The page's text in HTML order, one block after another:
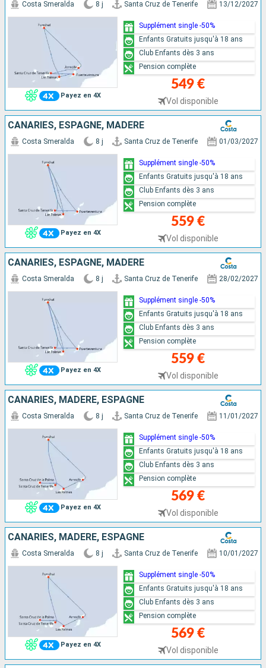
Payez en 4X
Costa Smeralda 8 j Santa Cruz de Tenerife 13/12/2027
549 €
Vol disponible
Supplément single -50%
Enfants Gratuits jusqu'à 18 ans
Club Enfants dès 3 ans
Pension complète
CANARIES, ESPAGNE, MADÈRE
Payez en 4X
Costa Smeralda 8 j Santa Cruz de Tenerife 01/03/2027
559 €
Vol disponible
Supplément single -50%
Enfants Gratuits jusqu'à 18 ans
Club Enfants dès 3 ans
Pension complète
CANARIES, ESPAGNE, MADÈRE
Payez en 4X
Costa Smeralda 8 j Santa Cruz de Tenerife 28/02/2027
559 €
Vol disponible
Supplément single -50%
Enfants Gratuits jusqu'à 18 ans
Club Enfants dès 3 ans
Pension complète
CANARIES, MADÈRE, ESPAGNE
Payez en 4X
Costa Smeralda 8 j Santa Cruz de Tenerife 11/01/2027
569 €
Vol disponible
Supplément single -50%
Enfants Gratuits jusqu'à 18 ans
Club Enfants dès 3 ans
Pension complète
CANARIES, MADÈRE, ESPAGNE
Payez en 4X
Costa Smeralda 8 j Santa Cruz de Tenerife 10/01/2027
569 €
Vol disponible
Supplément single -50%
Enfants Gratuits jusqu'à 18 ans
Club Enfants dès 3 ans
Pension complète